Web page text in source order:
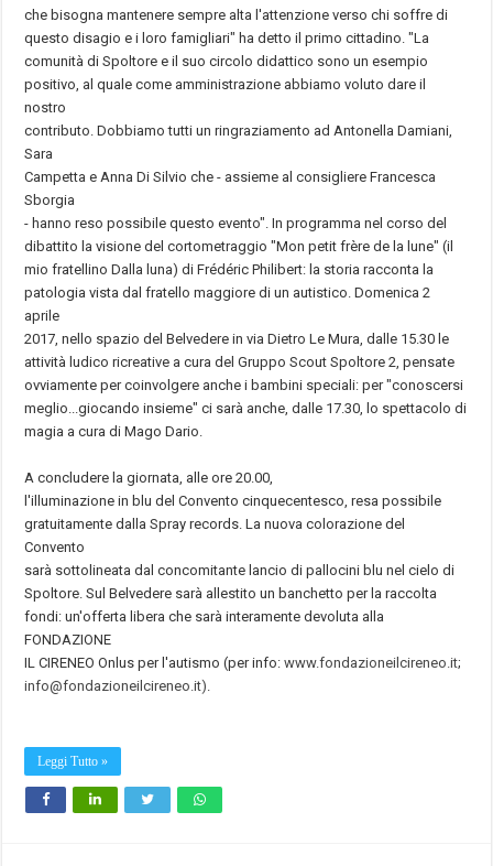
che bisogna mantenere sempre alta l'attenzione verso chi soffre di
questo disagio e i loro famigliari" ha detto il primo cittadino. "La
comunità di Spoltore e il suo circolo didattico sono un esempio
positivo, al quale come amministrazione abbiamo voluto dare il
nostro
contributo. Dobbiamo tutti un ringraziamento ad Antonella Damiani,
Sara
Campetta e Anna Di Silvio che - assieme al consigliere Francesca
Sborgia
- hanno reso possibile questo evento". In programma nel corso del
dibattito la visione del cortometraggio "Mon petit frère de la lune" (il
mio fratellino Dalla luna) di Frédéric Philibert: la storia racconta la
patologia vista dal fratello maggiore di un autistico. Domenica 2
aprile
2017, nello spazio del Belvedere in via Dietro Le Mura, dalle 15.30 le
attività ludico ricreative a cura del Gruppo Scout Spoltore 2, pensate
ovviamente per coinvolgere anche i bambini speciali: per "conoscersi
meglio...giocando insieme" ci sarà anche, dalle 17.30, lo spettacolo di
magia a cura di Mago Dario.
A concludere la giornata, alle ore 20.00,
l'illuminazione in blu del Convento cinquecentesco, resa possibile
gratuitamente dalla Spray records. La nuova colorazione del
Convento
sarà sottolineata dal concomitante lancio di pallocini blu nel cielo di
Spoltore. Sul Belvedere sarà allestito un banchetto per la raccolta
fondi: un'offerta libera che sarà interamente devoluta alla
FONDAZIONE
IL CIRENEO Onlus per l'autismo (per info:www.fondazioneilcireneo.it;
info@fondazioneilcireneo.it)
Leggi Tutto »